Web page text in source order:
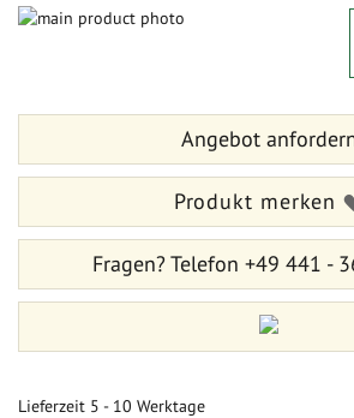
Lieferzeit 5 - 10 Werktage
Zum
springen
Bildergalerie
Angebot
Produkt merken
Fragen?Telefon +49 441 -